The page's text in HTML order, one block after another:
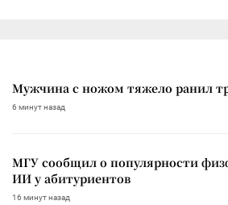
Мужчина с ножом тяжело ранил
6 минут назад
МГУ сообщил о популярности
ИИ у абитуриентов
16 минут назад